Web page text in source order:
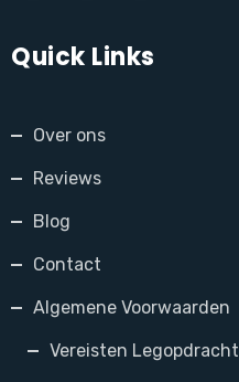
Quick Links
Over ons
Reviews
Blog
Contact
Algemene Voorwaarden
Vereisten Legopdracht